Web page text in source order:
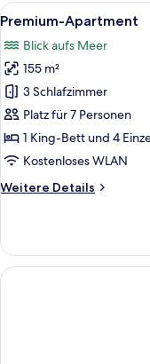
Alle
Fotos
für
Premium-
Apartment
anzeigen
9
Premium-Apartment
Blick aufs Meer
155 m²
3 Schlafzimmer
Platz für 7 Personen
1 King-Bett und 4
Kostenloses WLAN
Weitere Details
Weitere
Apartment